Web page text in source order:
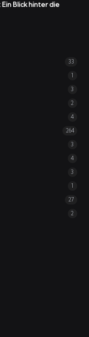
Blick hinter die
33
1
3
2
4
264
3
4
3
1
27
2